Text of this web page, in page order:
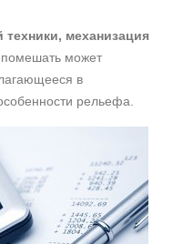
механизация
может
в
рельефа.